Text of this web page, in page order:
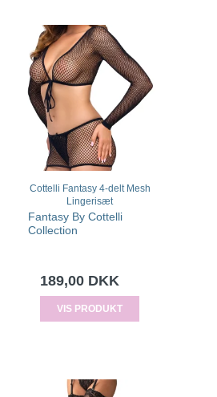
Cottelli Fantasy 4-delt Mesh
Lingerisæt
Fantasy By Cottelli
Collection
189,00 DKK
VIS PRODUKT